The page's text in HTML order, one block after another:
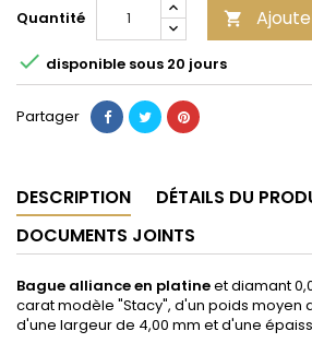
Quantité 
 disponible sous 20 jours
Partager
DESCRIPTION
DÉTAILS DU
DOCUMENTS JOINTS
Bague alliance en platineet diamant
caratmodèle "Stacy", d'un poids moyen
d'une largeur de 4,00 mm et d'une